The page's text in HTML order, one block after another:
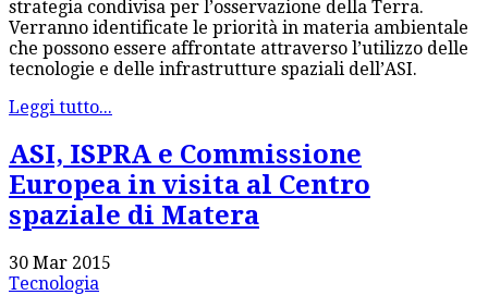
strategia condivisa per l’osservazione della Terra.
Verranno identificate le priorità in materia ambientale
che possono essere affrontate attraverso l’utilizzo delle
tecnologie e delle infrastrutture spaziali dell’ASI.
Leggi tutto...
ASI, ISPRA e Commissione
Europea in visita al Centro
spaziale di Matera
30 Mar 2015
Tecnologia